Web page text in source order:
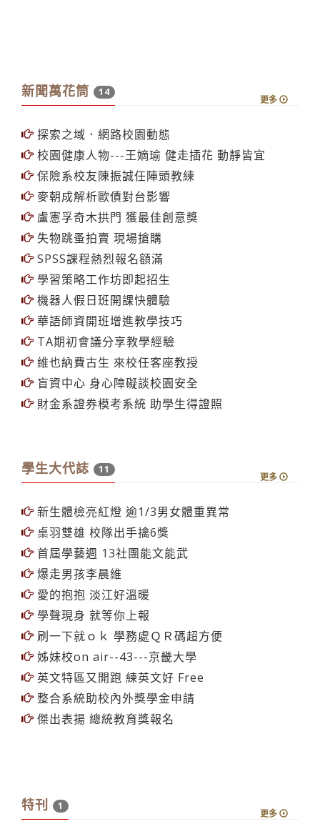
新聞萬花筒 14
更多
探索之域．網路校園動態
校園健康人物---王嫡瑜 健走插花 動靜皆宜
保險系校友陳振誠任陣頭教練
麥朝成解析歐債對台影響
盧憲孚奇木拱門 獲最佳創意獎
失物跳蚤拍賣 現場搶購
SPSS課程熱烈報名額滿
學習策略工作坊即起招生
機器人假日班開課快體驗
華語師資開班增進教學技巧
TA期初會議分享教學經驗
維也納費古生 來校任客座教授
盲資中心 身心障礙談校園安全
財金系證券模考系統 助學生得證照
學生大代誌 11
更多
新生體檢亮紅燈 逾1/3男女體重異常
桌羽雙雄 校隊出手擒6獎
首屆學藝週 13社團能文能武
爆走男孩李晨維
愛的抱抱 淡江好溫暖
學聲現身 就等你上報
刷一下就ｏｋ 學務處ＱＲ碼超方便
姊妹校on air--43---京畿大學
英文特區又開跑 練英文好 Free
整合系統助校內外獎學金申請
傑出表揚 總統教育獎報名
特刊 1
更多